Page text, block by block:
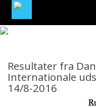
BLIV MEDLEM
NORDISK
Resultater fra
Internationale
14/8-2016